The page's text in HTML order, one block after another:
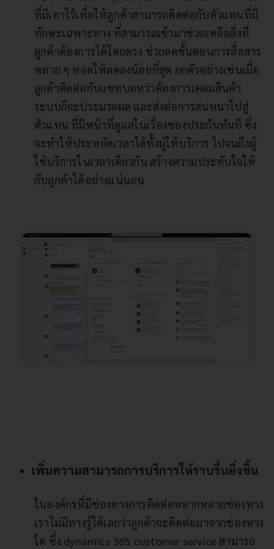
ที่มีเอาไว้เพื่อให้ลูกค้าสามารถติดต่อกับตัวแทนที่มี
ทักษะเฉพาะทาง ที่สามารถเข้ามาช่วยเหลือสิ่งที่
ลูกค้าต้องการได้โดยตรง ช่วยลดขั้นตอนการสื่อสาร
หลาย ๆ ทอดให้ลดลงน้อยที่สุด ยกตัวอย่างเช่นเมื่อ
ลูกค้าติดต่อกับแชทบอทว่าต้องการเคลมสินค้า
ระบบก็จะประมวลผล และส่งต่อการสนทนาไปสู่
ตัวแทน ที่มีหน้าที่ดูแลในเรื่องของประกันทันที ซึ่ง
จะทำให้ประหยัดเวลาได้ทั้งผู้ให้บริการ ไปจนถึงผู้
ใช้บริการในเวลาเดียวกัน สร้างความประทับใจให้
กับลูกค้าได้อย่างแน่นอน
เพิ่มความสามารถการบริการให้ราบรื่นยิ่งขึ้น
ในองค์กรที่มีช่องทางการติดต่อหลากหลายช่องทาง
เราไม่มีทางรู้ได้เลยว่าลูกค้าจะติดต่อมาจากช่องทาง
ใด ซึ่ง dynamics 365 customer service สามารถ